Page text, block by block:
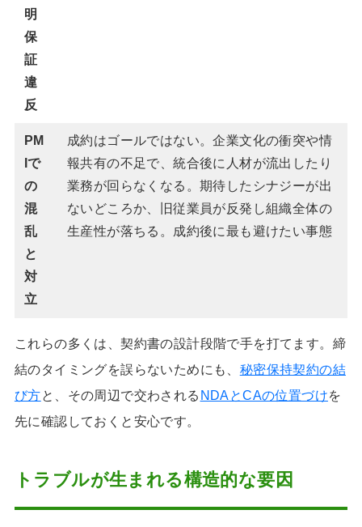
明
保
証
違
反
PM
Iで
の
混
乱
と
対
立
成約はゴールではない。企業文化の衝突や情
報共有の不足で、統合後に人材が流出したり
業務が回らなくなる。期待したシナジーが出
ないどころか、旧従業員が反発し組織全体の
生産性が落ちる。成約後に最も避けたい事態
これらの多くは、契約書の設計段階で手を打てます。締
結のタイミングを誤らないためにも、 秘密保持契約の結
び方と、その周辺で交わされる NDAとCAの位置づけを
先に確認しておくと安心です。
トラブルが生まれる構造的な要因